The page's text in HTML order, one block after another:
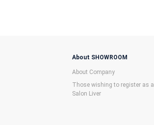
About SHOWROOM
About Company
Those wishing to register as a
Salon Liver